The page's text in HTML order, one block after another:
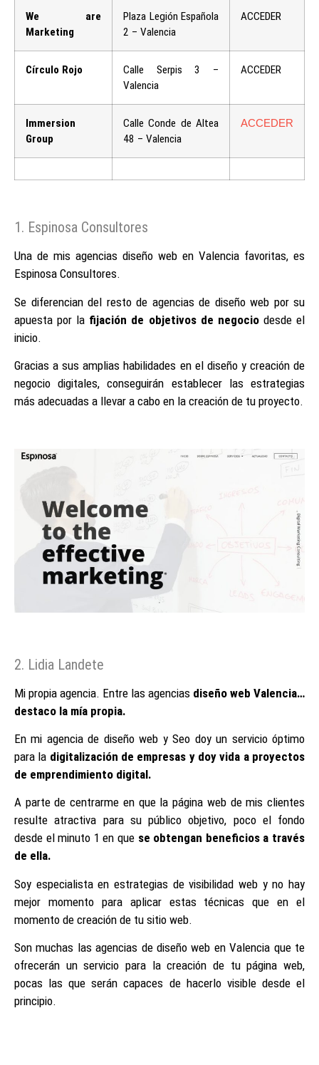
We are
Marketing
Plaza Legión Española
2 – Valencia
ACCEDER
Círculo Rojo
Calle Serpis 3 –
Valencia
ACCEDER
Immersion
Group
Calle Conde de Altea
48 – Valencia
ACCEDER
1. Espinosa Consultores
Una de mis agencias diseño web en Valencia favoritas, es
Espinosa Consultores.
Se diferencian del resto de agencias de diseño web por su
apuesta por la fijación de objetivos de negociodesde el
inicio.
Gracias a sus amplias habilidades en el diseño y creación de
negocio digitales, conseguirán establecer las estrategias
más adecuadas a llevar a cabo en la creación de tu proyecto.
2. Lidia Landete
Mi propia agencia. Entre las agencias diseño web Valencia…
destaco la mía propia.
En mi agencia de diseño web y Seo doy un servicio óptimo
para la digitalización de empresas y doy vida a proyectos
de emprendimiento digital.
A parte de centrarme en que la página web de mis clientes
resulte atractiva para su público objetivo, poco el fondo
desde el minuto 1 en que se obtengan beneficios a través
de ella.
Soy especialista en estrategias de visibilidad web y no hay
mejor momento para aplicar estas técnicas que en el
momento de creación de tu sitio web.
Son muchas las agencias de diseño web en Valencia que te
ofrecerán un servicio para la creación de tu página web,
pocas las que serán capaces de hacerlo visible desde el
principio.